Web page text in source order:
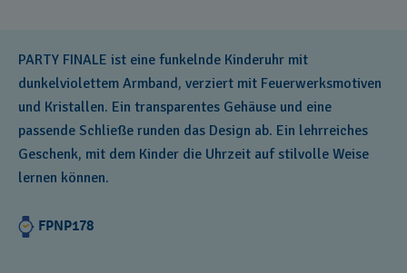
PARTY FINALE ist eine funkelnde Kinderuhr mit
dunkelviolettem Armband, verziert mit Feuerwerksmotiven
und Kristallen. Ein transparentes Gehäuse und eine
passende Schließe runden das Design ab. Ein lehrreiches
Geschenk, mit dem Kinder die Uhrzeit auf stilvolle Weise
lernen können.
FPNP178